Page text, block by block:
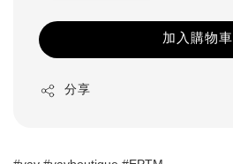
加入購物車
分享